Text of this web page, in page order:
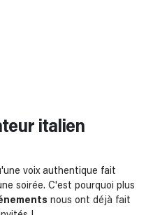
italien
voix authentique fait
soirée. C'est pourquoi plus
nous ont déjà fait